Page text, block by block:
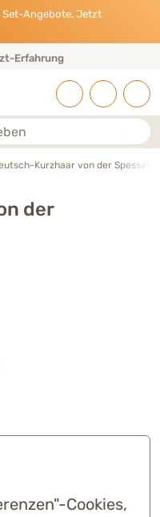
Set-Angebote. Jetzt
Erfahrung
Kurzhaar von der
der
Cookies,